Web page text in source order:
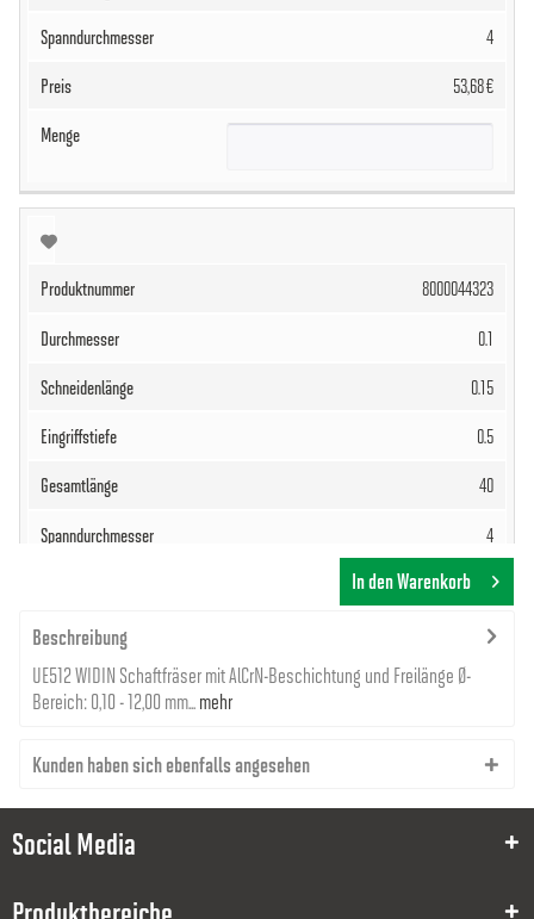
4
53,68 €
8000044323
0.1
0.15
0.5
40
4
53,68 €
In den Warenkorb
Beschreibung
UE512 WIDIN Schaftfräser mit AlCrN-Beschichtung und Freilänge Ø-
Bereich: 0,10 - 12,00 mm...mehr
Kunden haben sich ebenfalls angesehen
Social Media